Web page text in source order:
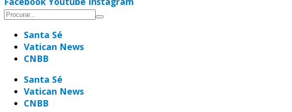
Santa Sé
Vatican News
CNBB
Santa Sé
Vatican News
CNBB